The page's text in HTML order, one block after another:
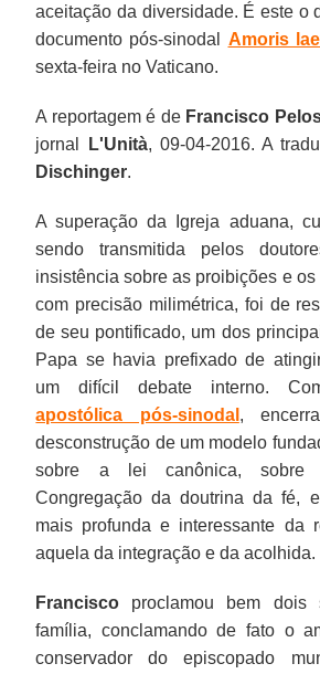
aceitação da diversidade. É este o
documento pós-sinodal Amoris
sexta-feira no Vaticano.
A reportagem é de Francisco
jornal
L'Unità, 09-04-2016. A
Dischinger.
A superação da Igreja aduana,
sendo transmitida pelos
insistência sobre as proibições e
com precisão milimétrica, foi de
de seu pontificado, um dos
Papa se havia prefixado de
um difícil debate interno.
apostólica pós-sinodal ,
desconstrução de um modelo
sobre a lei canônica, sobre
Congregação da doutrina da fé,
mais profunda e interessante da
aquela da integração e da acolhida.
Francisco proclamou bem dois
família, conclamando de fato o
conservador do episcopado